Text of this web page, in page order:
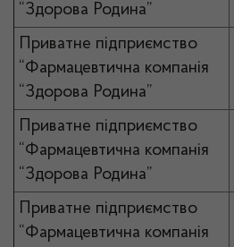
“Здорова Родина”
Приватне підприємство
“Фармацевтична компанія
“Здорова Родина”
Приватне підприємство
“Фармацевтична компанія
“Здорова Родина”
Приватне підприємство
“Фармацевтична компанія